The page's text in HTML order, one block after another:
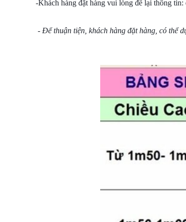
-Khách hàng đặt hàng vui lòng để lại thông
- Để thuận tiện, khách hàng đặt hàng, có thể